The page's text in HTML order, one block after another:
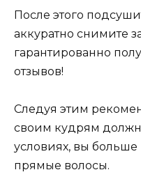
После этого
аккуратно снимите
гарантированно
отзывов!
Следуя этим
своим кудрям
условиях, вы больше
прямые волосы.